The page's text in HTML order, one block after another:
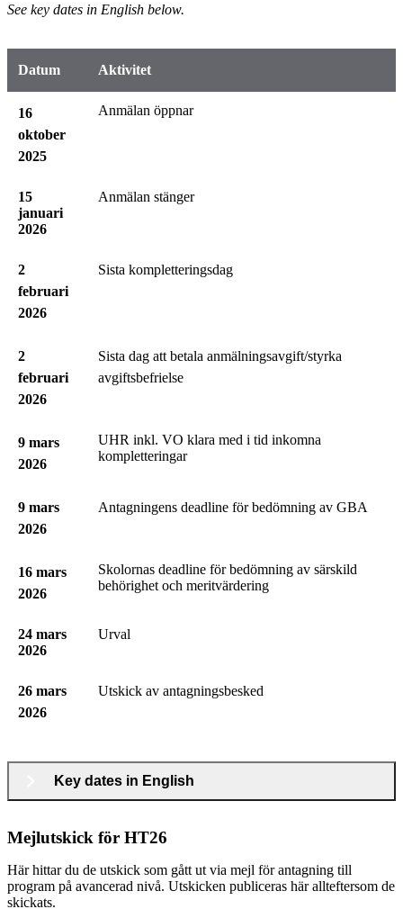
See key dates in English below.
Datum Aktivitet
16
oktober
2025
Anmälan öppnar
15
januari
2026
Anmälan stänger
2
februari
2026
Sista kompletteringsdag
2
februari
2026
Sista dag att betala anmälningsavgift/styrka
avgiftsbefrielse
9 mars
2026
UHR inkl. VO klara med i tid inkomna
kompletteringar
9 mars
2026
Antagningens deadline för bedömning av GBA
16 mars
2026
Skolornas deadline för bedömning av särskild
behörighet och meritvärdering
24 mars
2026
Urval
26 mars
2026
Utskick av antagningsbesked
Key dates in English
Mejlutskick för HT26
Här hittar du de utskick som gått ut via mejl för antagning till
program på avancerad nivå. Utskicken publiceras här allteftersom de
skickats.